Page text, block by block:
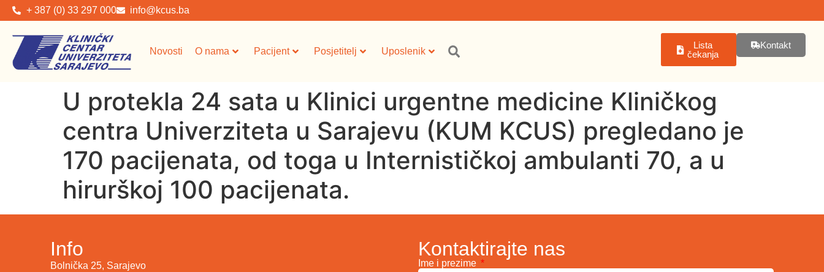
+ 387 (0) 33 297 000 info@kcus.ba
Novosti O nama Pacijent Posjetitelj Uposlenik
Lista
čekanja
Kontakt
U protekla 24 sata u Klinici urgentne medicine Kliničkog
centra Univerziteta u Sarajevu (KUM KCUS) pregledano je
170 pacijenata, od toga u Internističkoj ambulanti 70, a u
hirurškoj 100 pacijenata.
Info
Bolnička 25, Sarajevo
Kontaktirajte nas
Ime i prezime